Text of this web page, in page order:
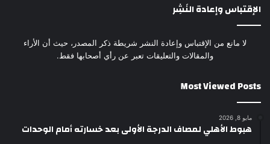
الإقتباس وإعادة النَشِر
لا مانع من الإقتباس وإعادة النشر شريطة ذكر المصدر، حيث أن الأراء
والمقالات والتعليقات تعبر عن رأي أصحابها فقط.
Most Viewed Posts
مايو 8, 2026
هبوط الأهلي لمصاف الدرجة الأولى بعد خسارته أمام الوحدات